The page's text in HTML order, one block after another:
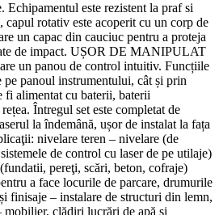
Echipamentul este rezistent la praf si
rotativ este acoperit cu un corp de
un capac din cauciuc pentru a proteja
de impact. UȘOR DE MANIPULAT
un panou de control intuitiv. Funcțiile
panoul instrumentului, cât și prin
fi alimentat cu baterii, baterii
Întregul set este completat de
la îndemână, ușor de instalat la fața
nivelare teren – nivelare (de
de control cu laser de pe utilaje)
pereţi, scări, beton, cofraje)
a face locurile de parcare, drumurile
finisaje – instalare de structuri din lemn,
clădiri lucrări de apă și